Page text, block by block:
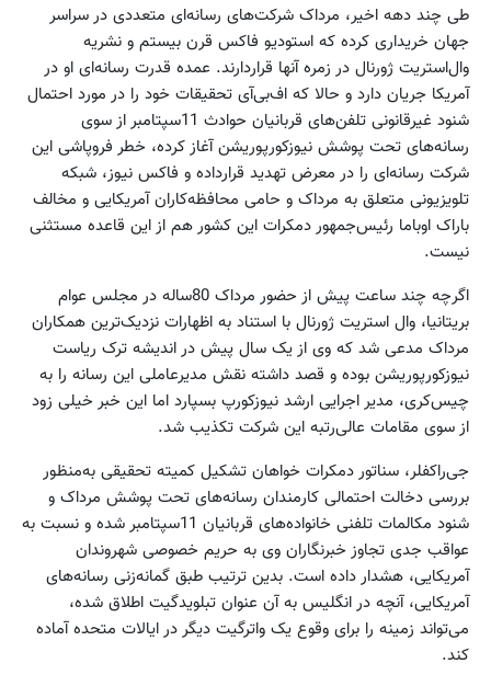
طی چند دهه اخیر، مرداک شرکت‌های رسانه‌ای متعددی در سراسر
جهان خریداری کرده که استودیو فاکس قرن بیستم و نشریه
وال‌استریت ژورنال در زمره آنها قراردارند. عمده قدرت رسانه‌ای او در
آمریکا جریان دارد و حالا که اف‌بی‌آی تحقیقات خود را در مورد احتمال
شنود غیرقانونی تلفن‌های قربانیان حوادث 11‌سپتامبر از سوی
رسانه‌های تحت پوشش نیوزکورپوریشن آغاز کرده، خطر فروپاشی این
شرکت رسانه‌ای را در معرض تهدید قرارداده و فاکس نیوز، شبکه
تلویزیونی متعلق به مرداک و حامی محافظه‌کاران آمریکایی و مخالف
باراک اوباما رئیس‌جمهور دمکرات این کشور هم از این قاعده مستثنی
نیست.
اگرچه چند ساعت پیش از حضور مرداک 80‌ساله در مجلس عوام
بریتانیا، وال استریت ژورنال با استناد به اظهارات نزدیک‌ترین همکاران
مرداک مدعی شد که وی از یک سال پیش در اندیشه ترک ریاست
نیوزکورپوریشن بوده و قصد داشته نقش مدیرعاملی این رسانه را به
چیس‌کری، مدیر اجرایی ارشد نیوزکورپ بسپارد اما این خبر خیلی زود
از سوی مقامات عالی‌رتبه این شرکت تکذیب شد.
جی‌راکفلر، سناتور دمکرات خواهان تشکیل کمیته تحقیقی به‌منظور
بررسی دخالت احتمالی کارمندان رسانه‌های تحت پوشش مرداک و
شنود مکالمات تلفنی خانواده‌های قربانیان 11‌سپتامبر شده و نسبت به
عواقب جدی تجاوز خبرنگاران وی به حریم خصوصی شهروندان
آمریکایی، هشدار داده است. بدین ترتیب طبق گمانه‌زنی رسانه‌های
آمریکایی، آنچه در انگلیس به آن عنوان تبلوید‌گیت اطلاق شده،
می‌تواند زمینه را برای وقوع یک واترگیت دیگر در ایالات متحده آماده
کند.